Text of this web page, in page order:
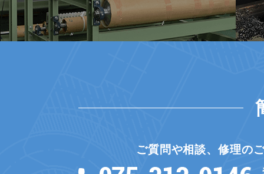
ご質問や相談、修理の